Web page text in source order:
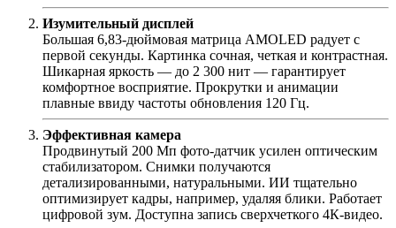
Изумительный дисплей
Большая 6,83-дюймовая матрица AMOLED радует с
первой секунды. Картинка сочная, четкая и контрастная.
Шикарная яркость — до 2 300 нит — гарантирует
комфортное восприятие. Прокрутки и анимации
плавные ввиду частоты обновления 120 Гц.
Эффективная камера
Продвинутый 200 Мп фото-датчик усилен оптическим
стабилизатором. Снимки получаются
детализированными, натуральными. ИИ тщательно
оптимизирует кадры, например, удаляя блики. Работает
цифровой зум. Доступна запись сверхчеткого 4К-видео.